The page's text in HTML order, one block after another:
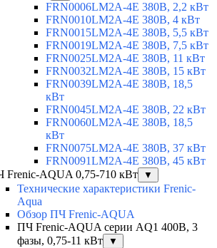
FRN0006LM2A-4E 380В, 2,2 кВт
FRN0010LM2A-4E 380В, 4 кВт
FRN0015LM2A-4E 380В, 5,5 кВт
FRN0019LM2A-4E 380В, 7,5 кВт
FRN0025LM2A-4E 380В, 11 кВт
FRN0032LM2A-4E 380В, 15 кВт
FRN0039LM2A-4E 380В, 18,5
кВт
FRN0045LM2A-4E 380В, 22 кВт
FRN0060LM2A-4E 380В, 18,5
кВт
FRN0075LM2A-4E 380В, 37 кВт
FRN0091LM2A-4E 380В, 45 кВт
Frenic-AQUA 0,75-710 кВт
▼
Технические характеристики Frenic-
Aqua
Обзор ПЧ Frenic-AQUA
ПЧ Frenic-AQUA серии AQ1 400В, 3
фазы, 0,75-11 кВт
▼